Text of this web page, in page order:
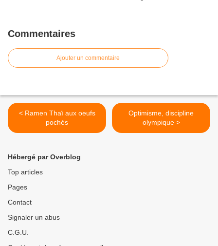
Commentaires
Ajouter un commentaire
< Ramen Thaï aux oeufs
pochés
Optimisme, discipline
olympique >
Hébergé par Overblog
Top articles
Pages
Contact
Signaler un abus
C.G.U.